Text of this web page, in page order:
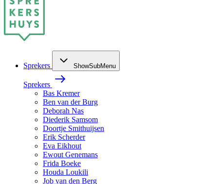
Sprekers ShowSubMenu
Sprekers
Bas Kremer
Ben van der Burg
Deborah Nas
Diederik Samsom
Doortje Smithuijsen
Erik Scherder
Eva Eikhout
Ewout Genemans
Frida Boeke
Houda Loukili
Job van den Berg